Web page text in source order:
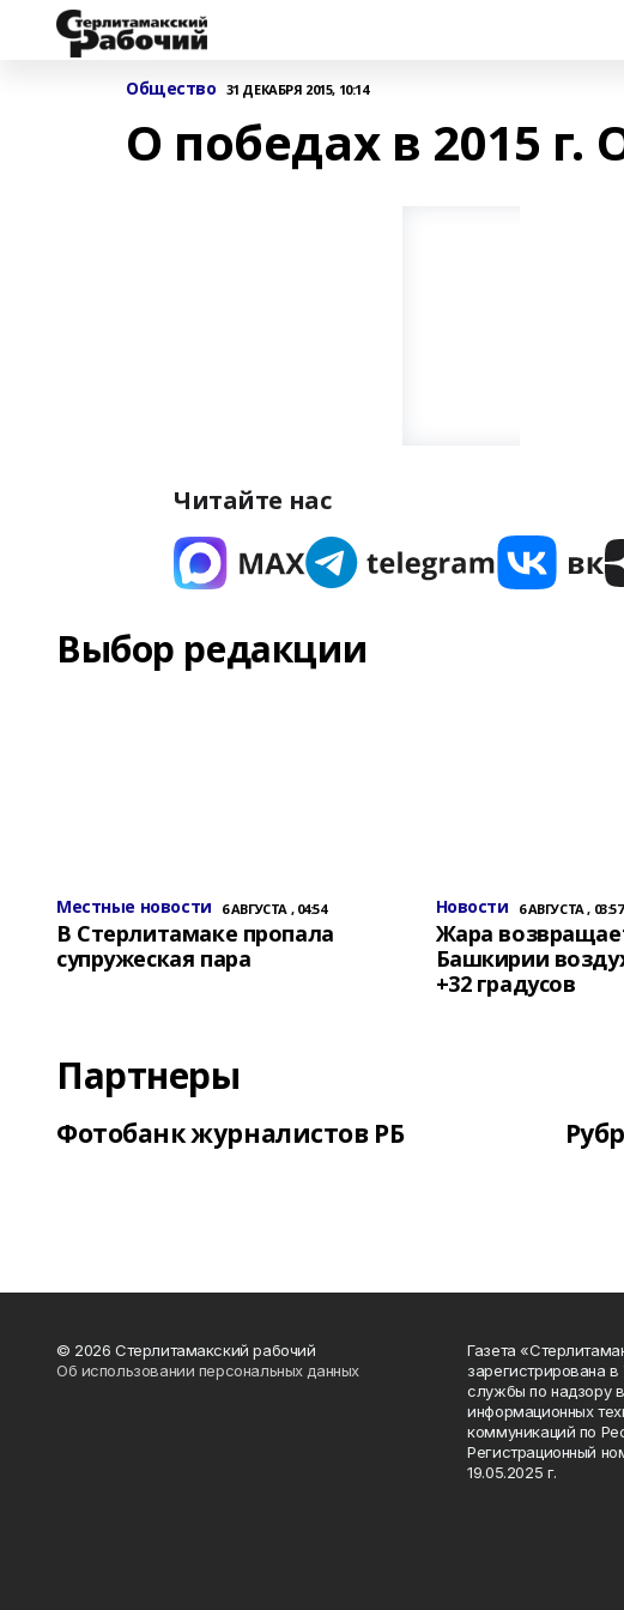
Общество 31 ДЕКАБРЯ 2015, 10:14
О победах в 2015 г.
Читайте нас
Выбор редакции
Местные новости 6 АВГУСТА , 04:54
В Стерлитамаке пропала
супружеская пара
Новости 6 АВГУСТА , 03:57
Жара
Башкирии
+32 градусов
Партнеры
Фотобанк журналистов РБ
© 2026 Стерлитамакский рабочий
Об использовании персональных данных
Газета
зарегистрирована
службы по надзору
информационных
коммуникаций по
Регистрационный
19.05.2025 г.